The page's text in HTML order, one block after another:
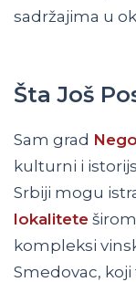
sadržajima u
Šta Još
Sam grad
kulturni i
Srbiji mogu
lokalitete
kompleksi
Smedovac,